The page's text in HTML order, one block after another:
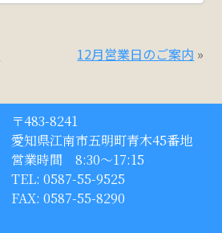
12月営業日のご案内 »
〒483-8241
愛知県江南市五明町青木45番地
営業時間 8:30〜17:15
TEL: 0587-55-9525
FAX: 0587-55-8290